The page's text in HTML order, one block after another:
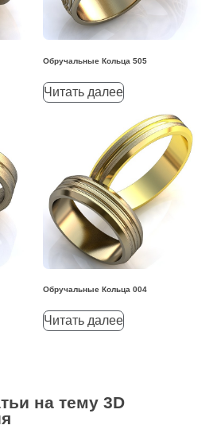
Обручальные Кольца 505
Читать далее
Обручальные Кольца 004
Читать далее
на тему 3D